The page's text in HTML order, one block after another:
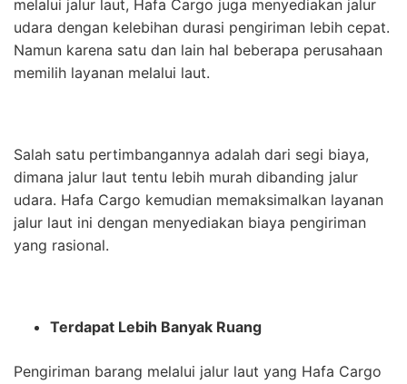
melalui jalur laut, Hafa Cargo juga menyediakan jalur
udara dengan kelebihan durasi pengiriman lebih cepat.
Namun karena satu dan lain hal beberapa perusahaan
memilih layanan melalui laut.
Salah satu pertimbangannya adalah dari segi biaya,
dimana jalur laut tentu lebih murah dibanding jalur
udara. Hafa Cargo kemudian memaksimalkan layanan
jalur laut ini dengan menyediakan biaya pengiriman
yang rasional.
Terdapat Lebih Banyak Ruang
Pengiriman barang melalui jalur laut yang Hafa Cargo